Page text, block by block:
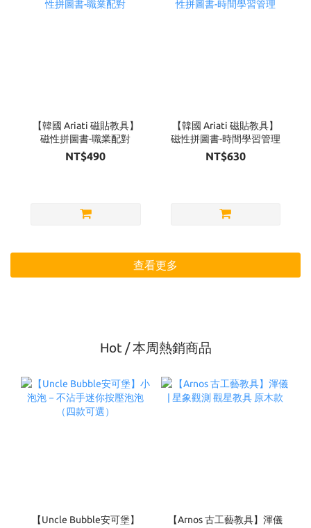
【韓國 Ariati 磁貼教具】
磁性拼圖書-職業配對
NT$490
【韓國 Ariati 磁貼教具】
磁性拼圖書-時間學習管理
NT$630
查看更多
Hot / 本周熱銷商品
【Uncle Bubble安可堡】
【Arnos 古工藝教具】渾儀